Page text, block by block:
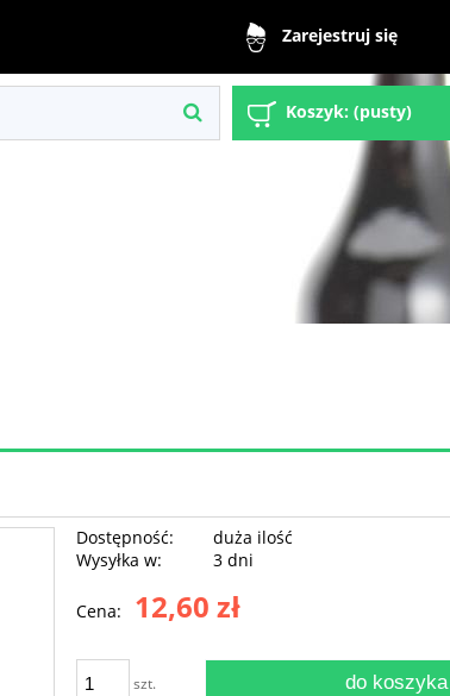
Zarejestruj się
Koszyk: (pusty)
Dostępność:
duża ilość
Wysyłka w:
3 dni
Cena: 12,60 zł
szt. do koszyka